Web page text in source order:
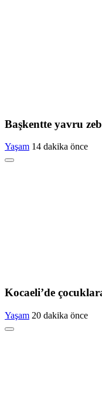
Başkentte yavru
Yaşam 14 dakika önce
Kocaeli’de
Yaşam 20 dakika önce